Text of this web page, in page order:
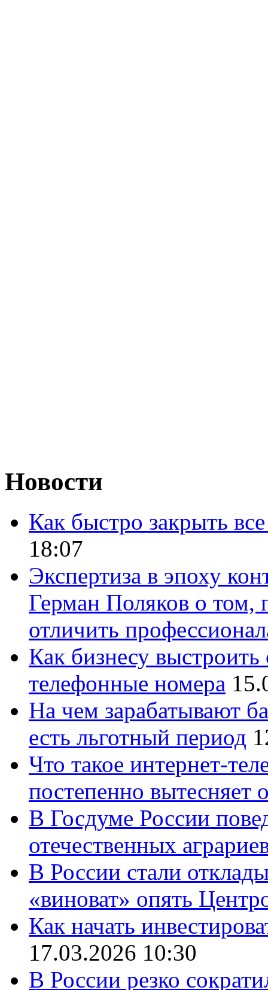
Новости
Как быстро закрыть
18:07
Экспертиза в эпоху
Герман Поляков о том,
отличить
Как бизнесу
телефонные номера
На чем зарабатывают
есть льготный период
Что такое интернет-
постепенно вытесняет
В Госдуме России
отечественных
В России стали
«виноват» опять
Как начать
17.03.2026 10:30
В России резко